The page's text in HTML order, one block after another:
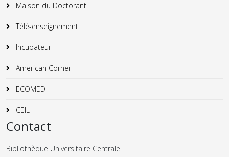
Maison du Doctorant
Télé-enseignement
Incubateur
American Corner
ECOMED
CEIL
Contact
Bibliothèque Universitaire Centrale